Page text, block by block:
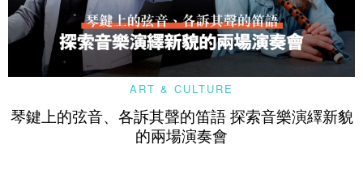
ART & CULTURE
琴鍵上的弦音、各訴其聲的笛語 探索音樂演繹新貌
的兩場演奏會